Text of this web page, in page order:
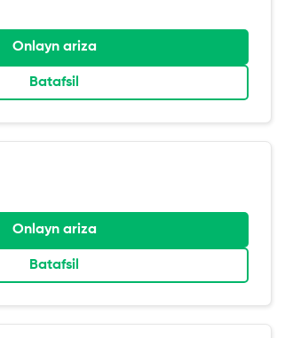
Onlayn ariza
Batafsil
Onlayn ariza
Batafsil